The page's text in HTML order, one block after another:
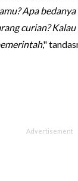
Apa
curian?
,"